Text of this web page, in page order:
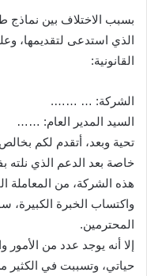
بسبب الاختلاف بين
الذي استدعى لتقديمها،
القانونية:
الشركة: … …….
السيد المدير العام: ……
تحية وبعد، أتقدم لكم
خاصة بعد الدعم الذي
هذه الشركة، من المعاملة
واكتساب الخبرة الكبيرة،
المحترمين.
إلا أنه يوجد عدد من
حياتي، وتسببت في الكثير